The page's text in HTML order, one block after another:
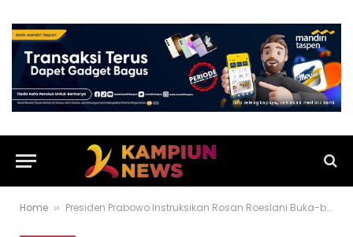
Home » Presiden Prabowo Instruksikan Rosan Roeslani Buka-bukaan Data Positif Investasi RI ke Publik